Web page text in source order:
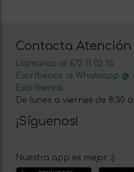
Contacta
Llámanos al 672 11 02 15
Escríbenos al Whatsapp
Escríbenos
De lunes a viernes de 8:30 a
¡Síguenos!
Nuestra app es mejor :)